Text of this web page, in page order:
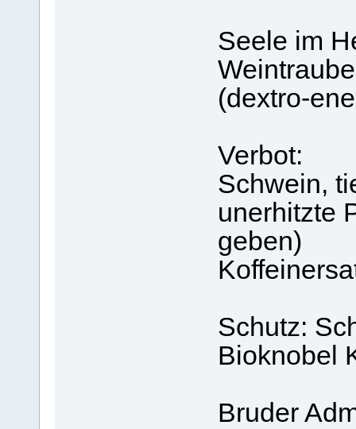
Seele im
(dextro-
Verbot:
Schwein,
unerhitzte
geben)
Schutz:
Bioknobel
Bruder